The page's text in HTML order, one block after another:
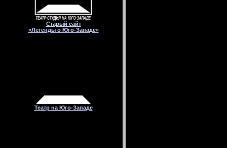
Старый сайт
«Легенды о Юго-Западе»
Театр на Юго-Западе